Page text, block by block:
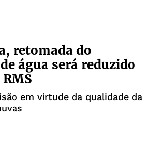
retomada do
água será reduzido
em virtude da qualidade da